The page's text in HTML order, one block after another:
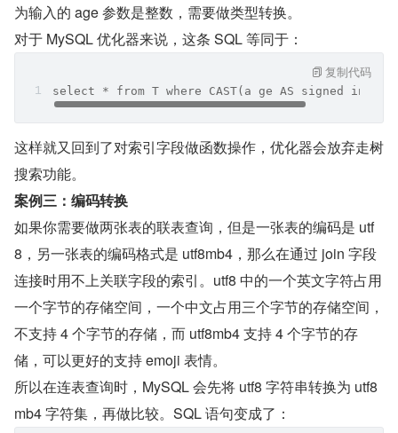
为输入的 age 参数是整数，需要做类型转换。
对于 MySQL 优化器来说，这条 SQL 等同于：
select * from T where CAST(a ge AS signed int)
复制代码
这样就又回到了对索引字段做函数操作，优化器会放弃走树
搜索功能。
案例三：编码转换
如果你需要做两张表的联表查询，但是一张表的编码是 utf
8，另一张表的编码格式是 utf8mb4，那么在通过 join 字段
连接时用不上关联字段的索引。utf8 中的一个英文字符占用
一个字节的存储空间，一个中文占用三个字节的存储空间，
不支持 4 个字节的存储，而 utf8mb4 支持 4 个字节的存
储，可以更好的支持 emoji 表情。
所以在连表查询时，MySQL 会先将 utf8 字符串转换为 utf8
mb4 字符集，再做比较。SQL 语句变成了：